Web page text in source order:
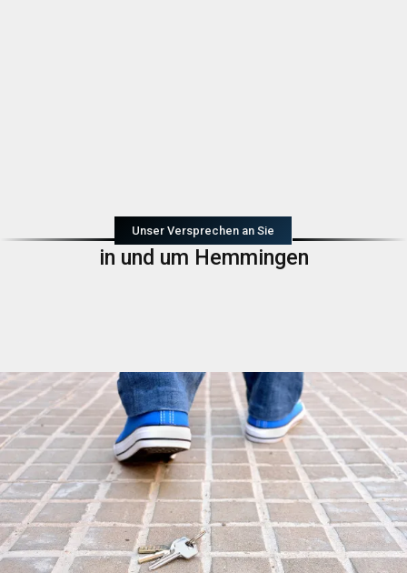
Unser Versprechen an Sie
in und um Hemmingen